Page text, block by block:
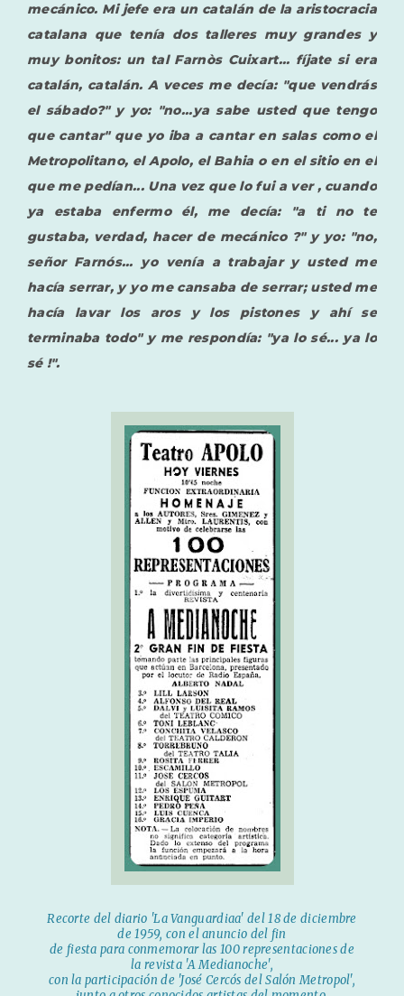
mecánico. Mi jefe era un catalán de la aristocracia
catalana que tenía dos talleres muy grandes y
muy bonitos: un tal Farnòs Cuixart... fíjate si era
catalán, catalán. A veces me decía: "que vendrás
el sábado?" y yo: "no...ya sabe usted que tengo
que cantar" que yo iba a cantar en salas como el
Metropolitano, el Apolo, el Bahia o en el sitio en el
que me pedían... Una vez que lo fui a ver , cuando
ya estaba enfermo él, me decía: "a ti no te
gustaba, verdad, hacer de mecánico ?" y yo: "no,
señor Farnós... yo venía a trabajar y usted me
hacía serrar, y yo me cansaba de serrar; usted me
hacía lavar los aros y los pistones y ahí se
terminaba todo" y me respondía: "ya lo sé... ya lo
sé !".
Recorte del diario 'La Vanguardiaa' del 18 de diciembre
de 1959, con el anuncio del fin
de fiesta para conmemorar las 100 representaciones de
la revista 'A Medianoche',
con la participación de 'José Cercós del Salón Metropol',